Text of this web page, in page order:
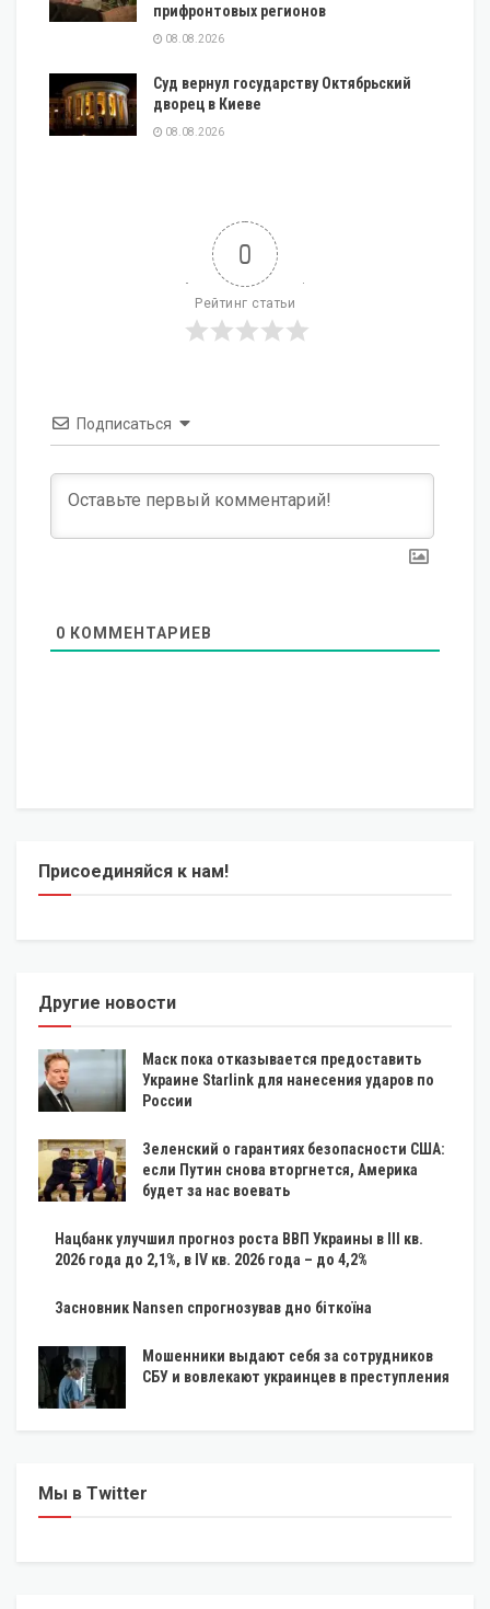
прифронтовых регионов
08.08.2026
Суд вернул государству Октябрьский
дворец в Киеве
08.08.2026
0
Рейтинг статьи
Подписаться
0 КОММЕНТАРИЕВ
Присоединяйся к нам!
Другие новости
Маск пока отказывается предоставить
Украине Starlink для нанесения ударов по
России
Зеленский о гарантиях безопасности США:
если Путин снова вторгнется, Америка
будет за нас воевать
Нацбанк улучшил прогноз роста ВВП Украины в III кв.
2026 года до 2,1%, в IV кв. 2026 года – до 4,2%
Засновник Nansen спрогнозував дно біткоїна
Мошенники выдают себя за сотрудников
СБУ и вовлекают украинцев в преступления
Мы в Twitter